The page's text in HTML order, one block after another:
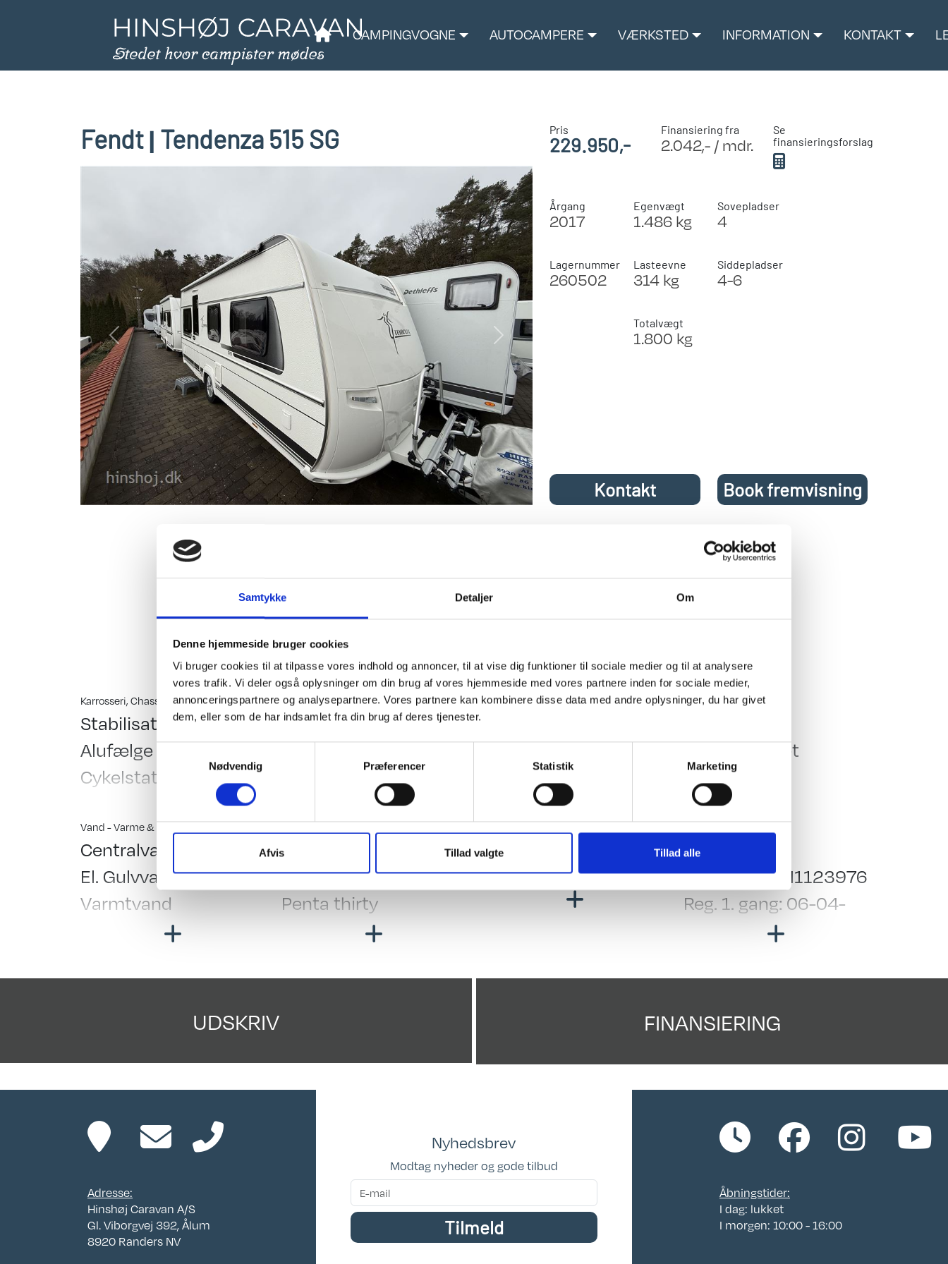
Samtykke Detaljer Om
Denne hjemmeside bruger cookies
Vi bruger cookies til at tilpasse vores indhold og annoncer, til at vise dig funktioner til sociale medier og til at analysere
vores trafik. Vi deler også oplysninger om din brug af vores hjemmeside med vores partnere inden for sociale medier,
annonceringspartnere og analysepartnere. Vores partnere kan kombinere disse data med andre oplysninger, du har givet
dem, eller som de har indsamlet fra din brug af deres tjenester.
Nødvendig
Præferencer Statistik Marketing
Afvis Tillad valgte Tillad alle
CAMPINGVOGNE AUTOCAMPERE VÆRKSTED INFORMATION KONTAKT
Fendt| Tendenza 515 SG
Previous Next
Pris
229.950,-
Finansiering fra
2.042,- / mdr.
Se
finansieringsforslag
Årgang
2017
Lagernummer
260502
Egenvægt
1.486 kg
Lasteevne
314 kg
Totalvægt
1.800 kg
Sovepladser
4
Siddepladser
4-6
Kontakt Book fremvisning
sengeudvigelse, tv-holder, gulvtemperering på el, nyt polster på hynder i rundsiddegruppen, Isabelle Penta
Thirty fortelt, mover (er ikke omfattet af garantien men virkede da vi modtog vognen.), cykel holder, 2 strøm
udtag i teltside, Antenne, posemarkise. Hinshøj Caravan "Stedet hvor campister mødes"
Karrosseri, Chassis & Magasiner
Stabilisator
Alufælge
Cykelstativ
Holder til 2 cykler
Mover
Stor tagluge
Vindue i dør
Fluenetsdør
Mover mærke: Mover
Indretning
Std. indret. m/toilet
Gulvtæppe
Kassettegardiner
Enkeltsenge
Lameludtræk
Hæve/sænkebord
Rundsiddegruppe
El, Elektronik & Medie
Senge-spots
12 V. Omformer
Udv. El- og ant. Stik
Batteri
Batterilader
TV-antenne
Fladskærmsholder
Køkken - Bad & Toilet
Kassettetoilet
Køleskab
Vand - Varme & Energi
Centralvarme
El. Gulvvarme
Varmtvand
Fast vandtank
Telttilbehør
Fortelt
Beskrivelse: Isabella
Penta thirty
Teltstænger:
Testet
Gas Testet
Fugt Testet
Generelt
Stel nr.:
WFC1540JEH1123976
Reg. 1. gang: 06-04-
Garanti: Købeloven
fremvisning
Placeringsadresse:
Hinshøj Caravan
Siddepladser: 4-6
Sovepladser: 4
UDSKRIV FINANSIERING
Nyhedsbrev
Modtag nyheder og gode tilbud
Tilmeld
Adresse:
Hinshøj Caravan A/S
Gl. Viborgvej 392, Ålum
8920 Randers NV
Åbningstider:
I dag: lukket
I morgen: 10:00 - 16:00